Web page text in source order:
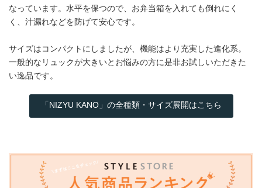
なっています。水平を保つので、お弁当箱を入れても倒れにく
く、汁漏れなどを防げて安心です。
サイズはコンパクトにしましたが、機能はより充実した進化系。
一般的なリュックが大きいとお悩みの方に是非お試しいただきた
い逸品です。
「NIZYU KANO」の全種類・サイズ展開はこちら